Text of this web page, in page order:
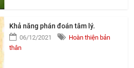
Khả năng phán đoán tâm lý.
06/12/2021
Hoàn thiện bản
thân